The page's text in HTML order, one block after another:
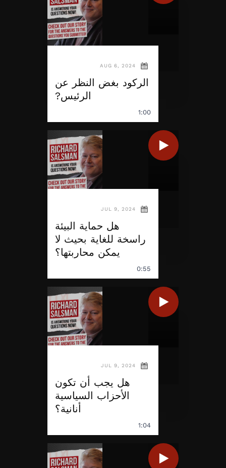
AUG 6, 2024
الركود بغض النظر عن
الرئيس?
1:00
JUL 9, 2024
هل حماية البيئة
راسخة للغاية بحيث لا
يمكن محاربتها؟
0:55
JUL 9, 2024
هل يجب أن تكون
الأحزاب السياسية
أنانية؟
1:04